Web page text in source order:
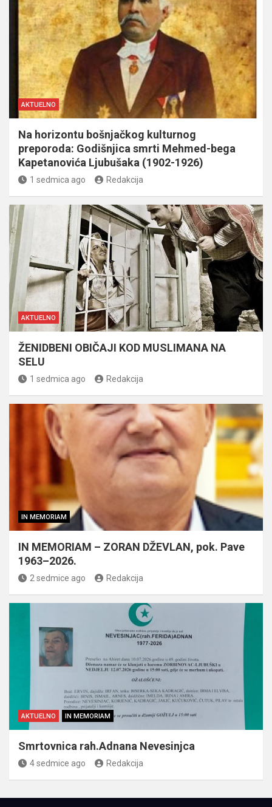
AKTUELNO
Na horizontu bošnjačkog kulturnog
preporoda: Godišnjica smrti Mehmed-bega
Kapetanovića Ljubušaka (1902-1926)
1 sedmica ago Redakcija
AKTUELNO
ŽENIDBENI OBIČAJI KOD MUSLIMANA NA
SELU
1 sedmica ago Redakcija
IN MEMORIAM
IN MEMORIAM – ZORAN DŽEVLAN, pok. Pave
1963–2026.
2 sedmice ago Redakcija
AKTUELNO IN MEMORIAM
Smrtovnica rah.Adnana Nevesinjca
4 sedmice ago Redakcija